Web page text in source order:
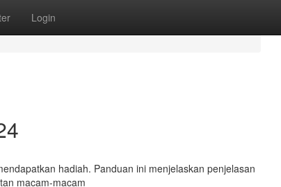
Login
hadiah. Panduan ini menjelaskan penjelasan
macam-macam